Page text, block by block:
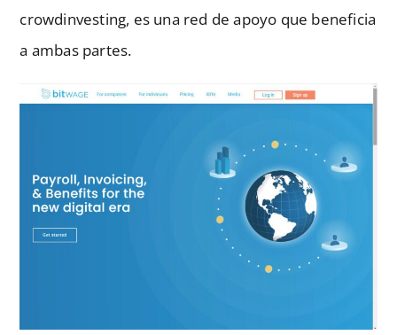
crowdinvesting, es una red de apoyo que beneficia
a ambas partes.